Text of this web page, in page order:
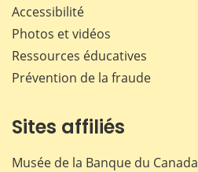
Accessibilité
Photos et vidéos
Ressources éducatives
Prévention de la fraude
Sites affiliés
Musée de la Banque du Canada